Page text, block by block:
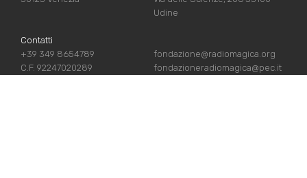
Udine
Contatti
+39 349 8654789
C.F. 92247020289
fondazione@radiomagica.org
fondazioneradiomagica@pec.it